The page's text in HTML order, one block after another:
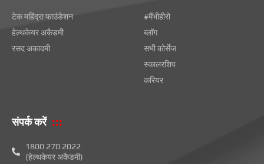
टेक महिंद्रा फाउंडेशन
हेल्थकेयर अकैडमी
रसद अकादमी
#मैंभीहीरो
ब्लॉग
सभी कोर्सेज
स्कालरशिप
करियर
संपर्क करें
1800 270 2022
(हेल्थकेयर अकैडमी)